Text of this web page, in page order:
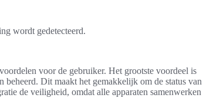
wordt gedetecteerd.
voor de gebruiker. Het grootste voordeel is
beheerd. Dit maakt het gemakkelijk om de status van
de veiligheid, omdat alle apparaten samenwerken